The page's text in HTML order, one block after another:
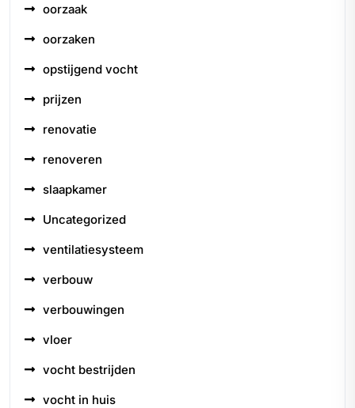
oorzaak
oorzaken
opstijgend vocht
prijzen
renovatie
renoveren
slaapkamer
Uncategorized
ventilatiesysteem
verbouw
verbouwingen
vloer
vocht bestrijden
vocht in huis